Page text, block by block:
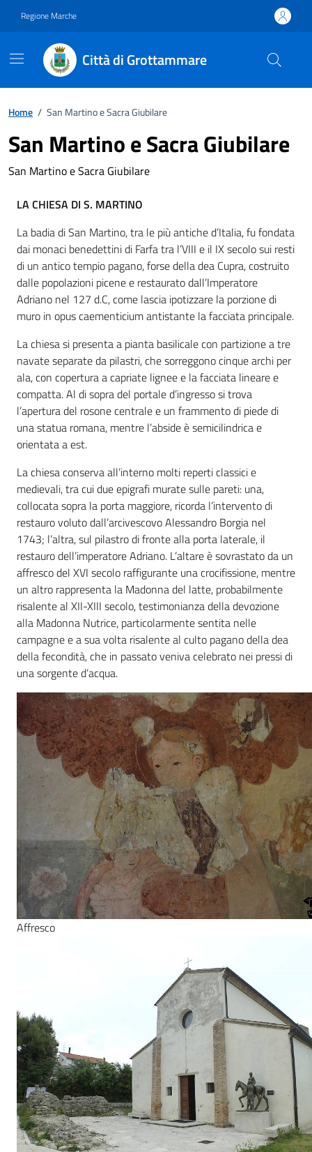
Regione Marche
Città di Grottammare
Home / San Martino e Sacra Giubilare
San Martino e Sacra Giubilare
San Martino e Sacra Giubilare
LA CHIESA DI S. MARTINO
La badia di San Martino, tra le più antiche d’Italia, fu fondata
dai monaci benedettini di Farfa tra l’VIII e il IX secolo sui resti
di un antico tempio pagano, forse della dea Cupra, costruito
dalle popolazioni picene e restaurato dall’Imperatore
Adriano nel 127 d.C, come lascia ipotizzare la porzione di
muro in opus caementicium antistante la facciata principale.
La chiesa si presenta a pianta basilicale con partizione a tre
navate separate da pilastri, che sorreggono cinque archi per
ala, con copertura a capriate lignee e la facciata lineare e
compatta. Al di sopra del portale d’ingresso si trova
l’apertura del rosone centrale e un frammento di piede di
una statua romana, mentre l’abside è semicilindrica e
orientata a est.
La chiesa conserva all’interno molti reperti classici e
medievali, tra cui due epigrafi murate sulle pareti: una,
collocata sopra la porta maggiore, ricorda l’intervento di
restauro voluto dall’arcivescovo Alessandro Borgia nel
1743; l’altra, sul pilastro di fronte alla porta laterale, il
restauro dell’imperatore Adriano. L’altare è sovrastato da un
affresco del XVI secolo raffigurante una crocifissione, mentre
un altro rappresenta la Madonna del latte, probabilmente
risalente al XII-XIII secolo, testimonianza della devozione
alla Madonna Nutrice, particolarmente sentita nelle
campagne e a sua volta risalente al culto pagano della dea
della fecondità, che in passato veniva celebrato nei pressi di
una sorgente d’acqua.
Affresco